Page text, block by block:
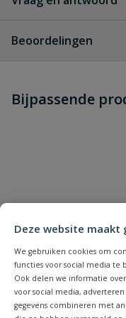
Deze website maakt
We gebruiken cookies om
functies voor social media te
Ook delen we informatie
voor social media,
gegevens combineren met
dit
Beoordelingen
Schrijf zelf
Naam
Bijpassende